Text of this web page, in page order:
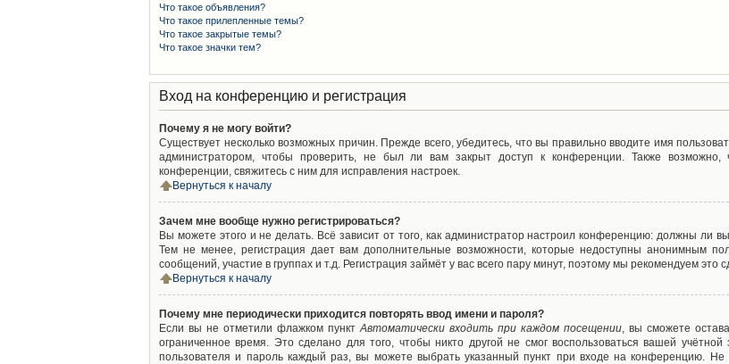
Что такое объявления?
Что такое прилепленные темы?
Что такое закрытые темы?
Что такое значки тем?
Вход на конференцию и регистрация
Почему я не могу войти?
Существует несколько возможных причин. Прежде всего, убедитесь, что вы правильно вводите имя
администратором, чтобы проверить, не был ли вам закрыт доступ к конференции. Также возможно,
конференции, свяжитесь с ним для исправления настроек.
Вернуться к началу
Зачем мне вообще нужно регистрироваться?
Вы можете этого и не делать. Всё зависит от того, как администратор настроил конференцию: должны ли
Тем не менее, регистрация дает вам дополнительные возможности, которые недоступны анонимным
сообщений, участие в группах и т.д. Регистрация займёт у вас всего пару минут, поэтому мы рекомендуем это
Вернуться к началу
Почему мне периодически приходится повторять ввод имени и пароля?
Если вы не отметили флажком пунктАвтоматически входить при каждом посещении, вы сможете
ограниченное время. Это сделано для того, чтобы никто другой не смог воспользоваться вашей
пользователя и пароль каждый раз, вы можете выбрать указанный пункт при входе на конференцию.